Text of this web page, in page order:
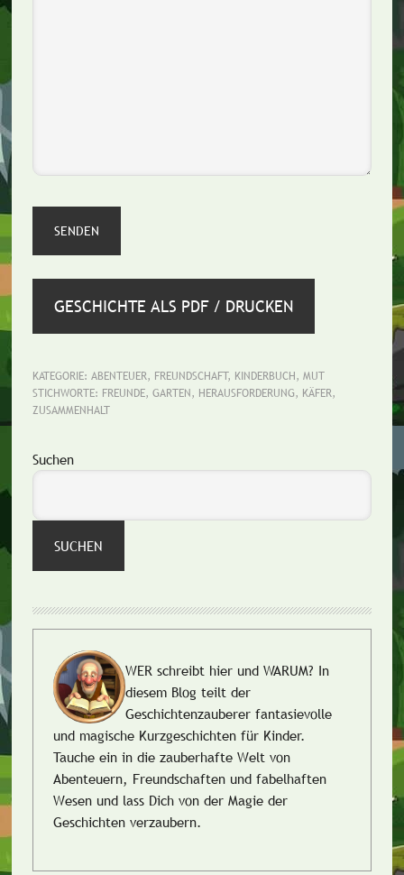
GESCHICHTE ALS PDF / DRUCKEN
KATEGORIE: ABENTEUER, FREUNDSCHAFT, KINDERBUCH, MUT
STICHWORTE: FREUNDE, GARTEN, HERAUSFORDERUNG, KÄFER,
ZUSAMMENHALT
Seitenspalte
Suchen
SUCHEN
WER schreibt hier und WARUM? In
diesem Blog teilt der
Geschichtenzauberer fantasievolle
und magische Kurzgeschichten für Kinder.
Tauche ein in die zauberhafte Welt von
Abenteuern, Freundschaften und fabelhaften
Wesen und lass Dich von der Magie der
Geschichten verzaubern.